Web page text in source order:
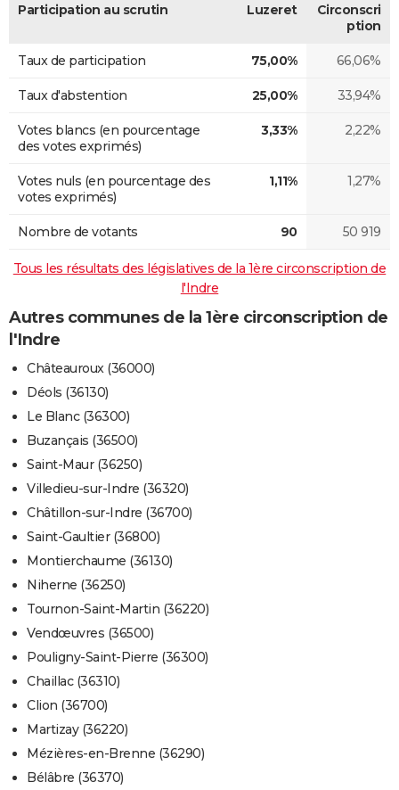
Participation au scrutin Luzeret
Circonscri
ption
Taux de participation 75,00% 66,06%
Taux d'abstention 25,00% 33,94%
Votes blancs (en pourcentage
des votes exprimés)
3,33% 2,22%
Votes nuls (en pourcentage des
votes exprimés)
1,11% 1,27%
Nombre de votants 90 50 919
Tous les résultats des législatives de la 1ère circonscription de
l'Indre
Autres communes de la 1ère circonscription de
l'Indre
Châteauroux (36000)
Déols (36130)
Le Blanc (36300)
Buzançais (36500)
Saint-Maur (36250)
Villedieu-sur-Indre (36320)
Châtillon-sur-Indre (36700)
Saint-Gaultier (36800)
Montierchaume (36130)
Niherne (36250)
Tournon-Saint-Martin (36220)
Vendœuvres (36500)
Pouligny-Saint-Pierre (36300)
Chaillac (36310)
Clion (36700)
Martizay (36220)
Mézières-en-Brenne (36290)
Bélâbre (36370)